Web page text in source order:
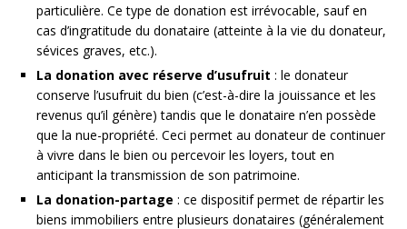
particulière. Ce type de donation est irrévocable, sauf en
cas d’ingratitude du donataire (atteinte à la vie du donateur,
sévices graves, etc.).
La donation avec réserve d’usufruit : le donateur
conserve l’usufruit du bien (c’est-à-dire la jouissance et les
revenus qu’il génère) tandis que le donataire n’en possède
que la nue-propriété. Ceci permet au donateur de continuer
à vivre dans le bien ou percevoir les loyers, tout en
anticipant la transmission de son patrimoine.
La donation-partage : ce dispositif permet de répartir les
biens immobiliers entre plusieurs donataires (généralement